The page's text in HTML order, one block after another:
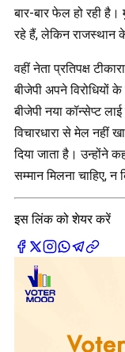
बार-बार फेल हो रही है।
रहे हैं, लेकिन राजस्थान
वहीं नेता प्रतिपक्ष
बीजेपी अपने
बीजेपी नया कॉन्सेप्ट
विचारधारा से मेल नहीं
दिया जाता है। उन्होंने
सम्मान मिलना चाहिए,
इस लिंक को शेयर करें